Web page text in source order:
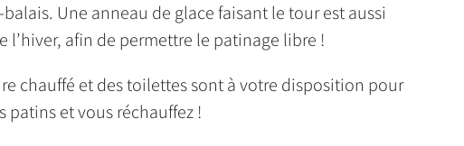
Une anneau de glace faisant le tour est aussi
l’hiver, afin de permettre le patinage libre !
chauffé et des toilettes sont à votre disposition pour
patins et vous réchauffez !